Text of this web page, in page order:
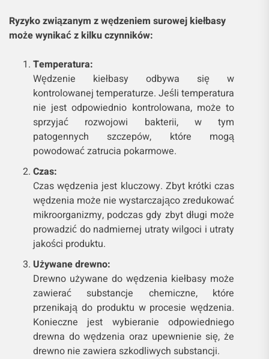
Ryzyko związanym z wędzeniem surowej kiełbasy
może wynikać z kilku czynników:
Temperatura:
Wędzenie kiełbasy odbywa się w
kontrolowanej temperaturze. Jeśli temperatura
nie jest odpowiednio kontrolowana, może to
sprzyjać rozwojowi bakterii, w tym
patogennych szczepów, które mogą
powodować zatrucia pokarmowe.
Czas:
Czas wędzenia jest kluczowy. Zbyt krótki czas
wędzenia może nie wystarczająco zredukować
mikroorganizmy, podczas gdy zbyt długi może
prowadzić do nadmiernej utraty wilgoci i utraty
jakości produktu.
Używane drewno:
Drewno używane do wędzenia kiełbasy może
zawierać substancje chemiczne, które
przenikają do produktu w procesie wędzenia.
Konieczne jest wybieranie odpowiedniego
drewna do wędzenia oraz upewnienie się, że
drewno nie zawiera szkodliwych substancji.